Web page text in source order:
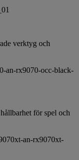
verktyg och
för spel och